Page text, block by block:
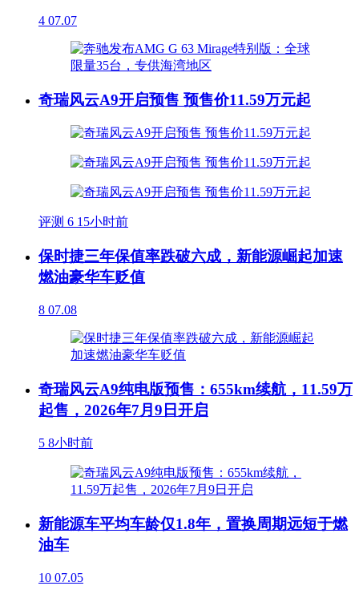
4 07.07
奇瑞风云A9开启预售 预售价11.59万元起
评测 6 15小时前
保时捷三年保值率跌破六成，新能源崛起加速
燃油豪华车贬值
8 07.08
奇瑞风云A9纯电版预售：655km续航，11.59万
起售，2026年7月9日开启
5 8小时前
新能源车平均车龄仅1.8年，置换周期远短于燃
油车
10 07.05